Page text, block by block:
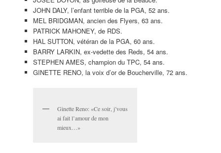
JOHN DALY, l’enfant terrible de la PGA, 52 ans.
MEL BRIDGMAN, ancien des Flyers, 63 ans.
PATRICK MAHONEY, de RDS.
HAL SUTTON, vétéran de la PGA, 60 ans.
BARRY LARKIN, ex-vedette des Reds, 54 ans.
STEPHEN AMES, champion du TPC, 54 ans.
GINETTE RENO, la voix d’or de Boucherville, 72 ans.
Ginette Reno: «Ce soir, j’vous
ai fait l’amour de mon
mieux…»